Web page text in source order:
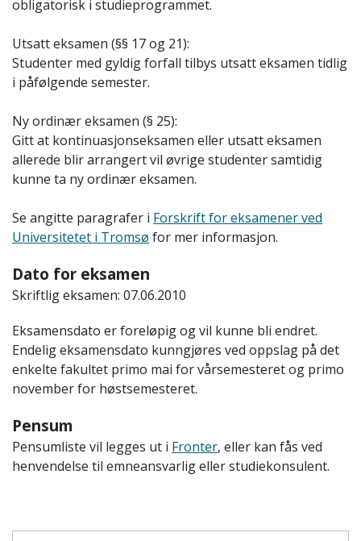
obligatorisk i studieprogrammet.
Utsatt eksamen (§§ 17 og 21):
Studenter med gyldig forfall tilbys utsatt eksamen tidlig
i påfølgende semester.
Ny ordinær eksamen (§ 25):
Gitt at kontinuasjonseksamen eller utsatt eksamen
allerede blir arrangert vil øvrige studenter samtidig
kunne ta ny ordinær eksamen.
Se angitte paragrafer i Forskrift for eksamener ved
Universitetet i Tromsø for mer informasjon.
Dato for eksamen
Skriftlig eksamen: 07.06.2010
Eksamensdato er foreløpig og vil kunne bli endret.
Endelig eksamensdato kunngjøres ved oppslag på det
enkelte fakultet primo mai for vårsemesteret og primo
november for høstsemesteret.
Pensum
Pensumliste vil legges ut i Fronter, eller kan fås ved
henvendelse til emneansvarlig eller studiekonsulent.